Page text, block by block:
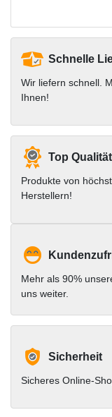
Schnelle
Wir liefern schnell.
Ihnen!
Top Qualität
Produkte von
Herstellern!
Mehr als 90%
uns weiter.
Sicherheit
Sicheres Online-